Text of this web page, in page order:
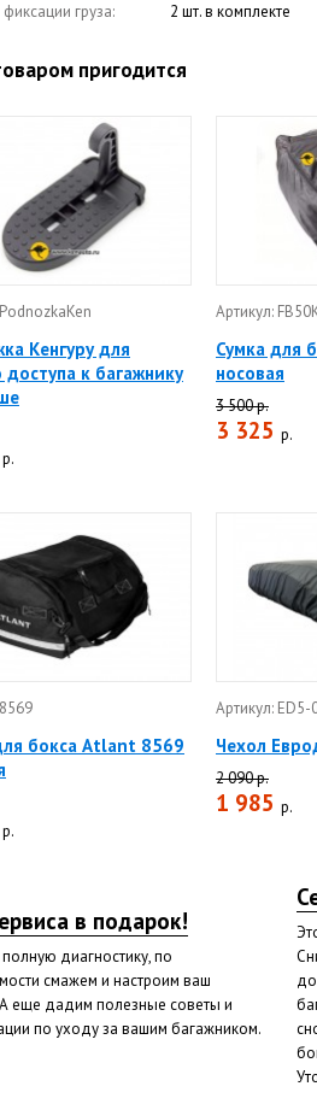
груза: 2 шт. в комплекте
пригодится
Кенгуру для
доступа к багажнику
р.
Артикул:
Сумка для
носовая
3 500 р.
3 325 р.
бокса Atlant 8569
р.
Артикул: ED5-
Чехол
2 090 р.
1 985 р.
в подарок!
диагностику, по
смажем и настроим ваш
еще дадим полезные советы и
по уходу за вашим багажником.